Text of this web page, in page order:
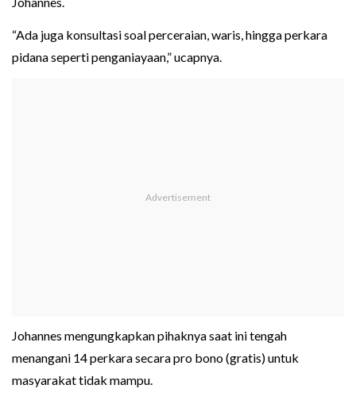
“Ada juga konsultasi soal perceraian, waris, hingga perkara
pidana seperti penganiayaan,” ucapnya.
Johannes mengungkapkan pihaknya saat ini tengah
menangani 14 perkara secara pro bono (gratis) untuk
masyarakat tidak mampu.